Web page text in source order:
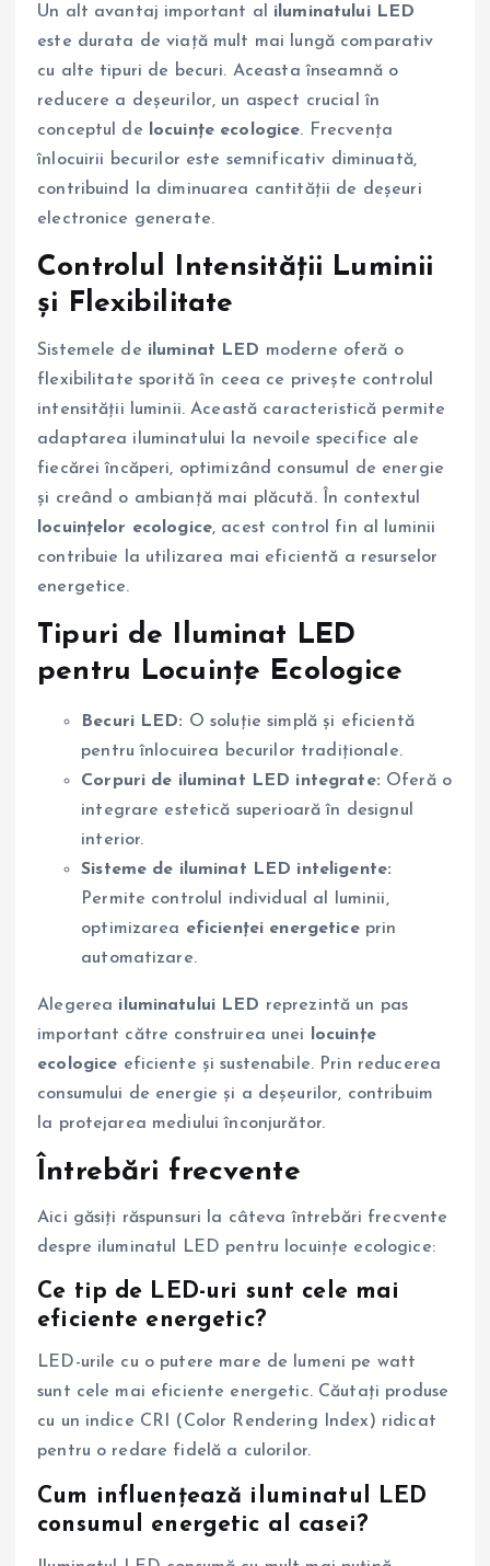
Un alt avantaj important al iluminatului LED
este durata de viață mult mai lungă comparativ
cu alte tipuri de becuri. Aceasta înseamnă o
reducere a deșeurilor, un aspect crucial în
conceptul de locuințe ecologice. Frecvența
înlocuirii becurilor este semnificativ diminuată,
contribuind la diminuarea cantității de deșeuri
electronice generate.
Controlul Intensității Luminii
și Flexibilitate
Sistemele de iluminat LED moderne oferă o
flexibilitate sporită în ceea ce privește controlul
intensității luminii. Această caracteristică permite
adaptarea iluminatului la nevoile specifice ale
fiecărei încăperi, optimizând consumul de energie
și creând o ambianță mai plăcută. În contextul
locuințelor ecologice, acest control fin al luminii
contribuie la utilizarea mai eficientă a resurselor
energetice.
Tipuri de Iluminat LED
pentru Locuințe Ecologice
Becuri LED: O soluție simplă și eficientă
pentru înlocuirea becurilor tradiționale.
Corpuri de iluminat LED integrate: Oferă o
integrare estetică superioară în designul
interior.
Sisteme de iluminat LED inteligente:
Permite controlul individual al luminii,
optimizarea eficienței energeticeprin
automatizare.
Alegerea iluminatului LED reprezintă un pas
important către construirea unei
locuințe
ecologice eficiente și sustenabile. Prin reducerea
consumului de energie și a deșeurilor, contribuim
la protejarea mediului înconjurător.
Întrebări frecvente
Aici găsiți răspunsuri la câteva întrebări frecvente
despre iluminatul LED pentru locuințe ecologice:
Ce tip de LED-uri sunt cele mai
eficiente energetic?
LED-urile cu o putere mare de lumeni pe watt
sunt cele mai eficiente energetic. Căutați produse
cu un indice CRI (Color Rendering Index) ridicat
pentru o redare fidelă a culorilor.
Cum influențează iluminatul LED
consumul energetic al casei?